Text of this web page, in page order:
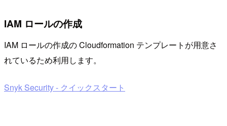
IAM ロールの作成
IAM ロールの作成の Cloudformation テンプレートが用意さ
れているため利用します。
Snyk Security - クイックスタート